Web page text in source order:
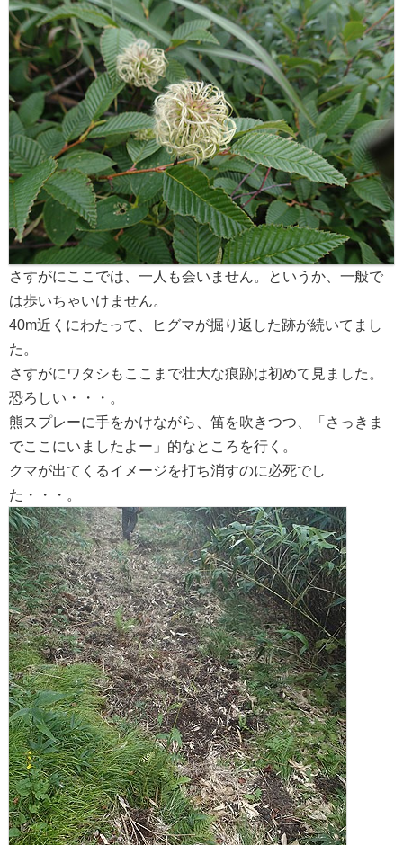
さすがにここでは、一人も会いません。というか、一般で
は歩いちゃいけません。
40m近くにわたって、ヒグマが掘り返した跡が続いてまし
た。
さすがにワタシもここまで壮大な痕跡は初めて見ました。
恐ろしい・・・。
熊スプレーに手をかけながら、笛を吹きつつ、「さっきま
でここにいましたよー」的なところを行く。
クマが出てくるイメージを打ち消すのに必死でし
た・・・。